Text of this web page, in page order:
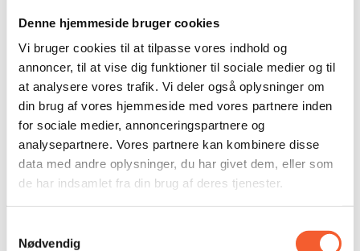
Denne hjemmeside bruger cookies
Vi bruger cookies til at tilpasse vores indhold og
annoncer, til at vise dig funktioner til sociale medier og til
at analysere vores trafik. Vi deler også oplysninger om
din brug af vores hjemmeside med vores partnere inden
for sociale medier, annonceringspartnere og
analysepartnere. Vores partnere kan kombinere disse
data med andre oplysninger, du har givet dem, eller som
de har indsamlet fra din brug af deres tjenester.
Nødvendig
KONTAKTIEREN SIE DIE MUSEEN
fort@oesm.dk
kalk@oesm.dk
Gemeinsame Telefonnummer:
(+45) 56 50 28 06